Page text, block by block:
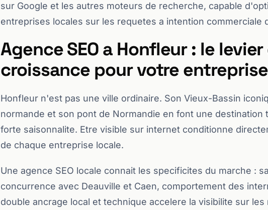
sur Google et les autres moteurs de recherche, capable
entreprises locales sur les requetes a intention commerciale
Agence SEO a Honfleur : le
croissance pour votre entreprise
Honfleur n'est pas une ville ordinaire. Son Vieux-Bassin
normande et son pont de Normandie en font une destination
forte saisonnalite. Etre visible sur internet conditionne
de chaque entreprise locale.
Une agence SEO locale connait les specificites du marche :
concurrence avec Deauville et Caen, comportement des
double ancrage local et technique accelere la visibilite sur